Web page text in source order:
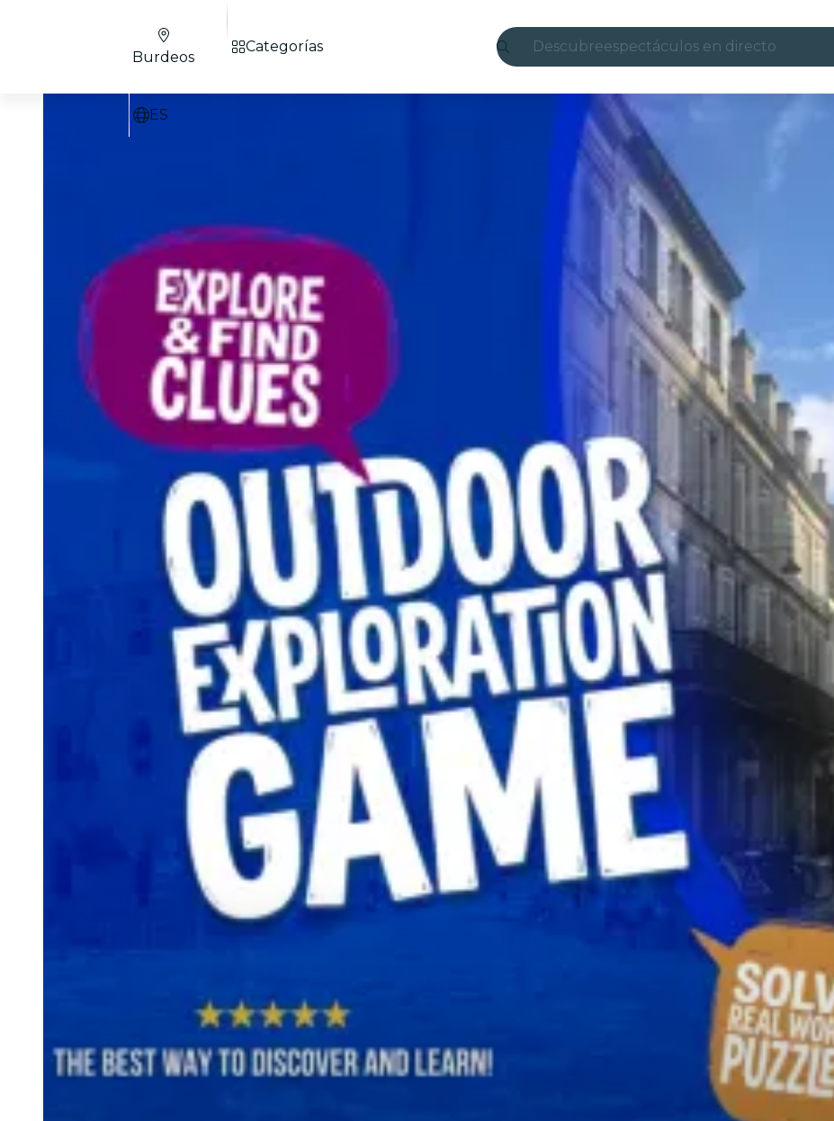
Descubreespectáculos en directo
candlelight
Londres
experiencias y ciudades
São Paulo
exposiciones
Seúl
recorridos por la ciudad
conciertos
restaurantes
cine
Burdeos
ES
Categorías